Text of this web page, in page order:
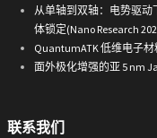
从单轴到双轴：电势驱动
体锁定(Nano Research
QuantumATK 低维电子材
面外极化增强的亚 5 nm
联系我们